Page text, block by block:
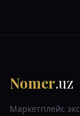
Nomer.uz
Маркетплейс